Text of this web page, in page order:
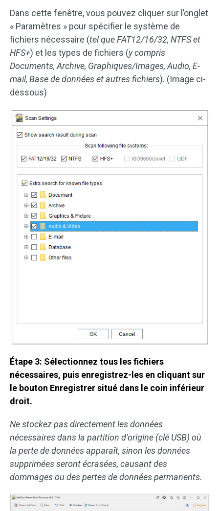
Dans cette fenêtre, vous pouvez cliquer sur l’onglet
« Paramètres » pour spécifier le système de
fichiers nécessaire (tel que FAT12/16/32, NTFS et
HFS+) et les types de fichiers (y compris
Documents, Archive, Graphiques/Images, Audio, E-
mail, Base de données et autres fichiers). (Image ci-
dessous)
Étape 3: Sélectionnez tous les fichiers
nécessaires, puis enregistrez-les en cliquant sur
le bouton Enregistrer situé dans le coin inférieur
droit.
Ne stockez pas directement les données
nécessaires dans la partition d’origine (clé USB) où
la perte de données apparaît, sinon les données
supprimées seront écrasées, causant des
dommages ou des pertes de données permanents.